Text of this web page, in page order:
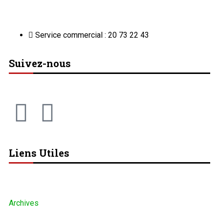
Service commercial : 20 73 22 43
Suivez-nous
Liens Utiles
Archives